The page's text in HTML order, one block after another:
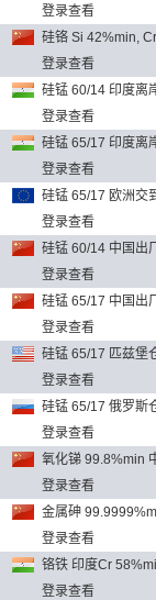
登录查看
硅铬 Si 42%min,
登录查看
硅锰 60/14 印度离
登录查看
硅锰 65/17 印度离
登录查看
硅锰 65/17 欧洲交
登录查看
硅锰 60/14 中国出厂
登录查看
硅锰 65/17 中国出厂
登录查看
硅锰 65/17 匹兹堡
登录查看
硅锰 65/17 俄罗斯
登录查看
氧化锑 99.8%min
登录查看
金属砷
登录查看
铬铁 印度Cr
登录查看